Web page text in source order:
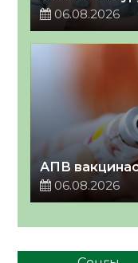
06.08.2026
АПВ
06.08.2026